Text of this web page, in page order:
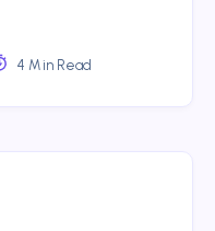
4 Min Read